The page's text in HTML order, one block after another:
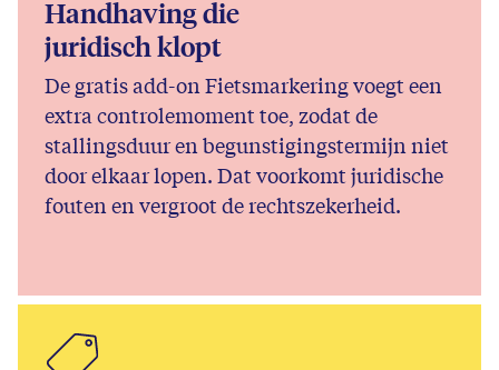
Handhaving die
juridisch klopt
De gratis add-on Fietsmarkering voegt een
extra controlemoment toe, zodat de
stallingsduur en begunstigingstermijn niet
door elkaar lopen. Dat voorkomt juridische
fouten en vergroot de rechtszekerheid.